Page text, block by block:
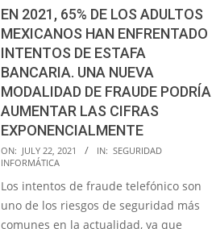
EN 2021, 65% DE LOS ADULTOS
MEXICANOS HAN ENFRENTADO
INTENTOS DE ESTAFA
BANCARIA. UNA NUEVA
MODALIDAD DE FRAUDE PODRÍA
AUMENTAR LAS CIFRAS
EXPONENCIALMENTE
2021-
07-
22
ON: JULY 22, 2021 IN: SEGURIDAD
INFORMÁTICA
Los intentos de fraude telefónico son
uno de los riesgos de seguridad más
comunes en la actualidad, ya que